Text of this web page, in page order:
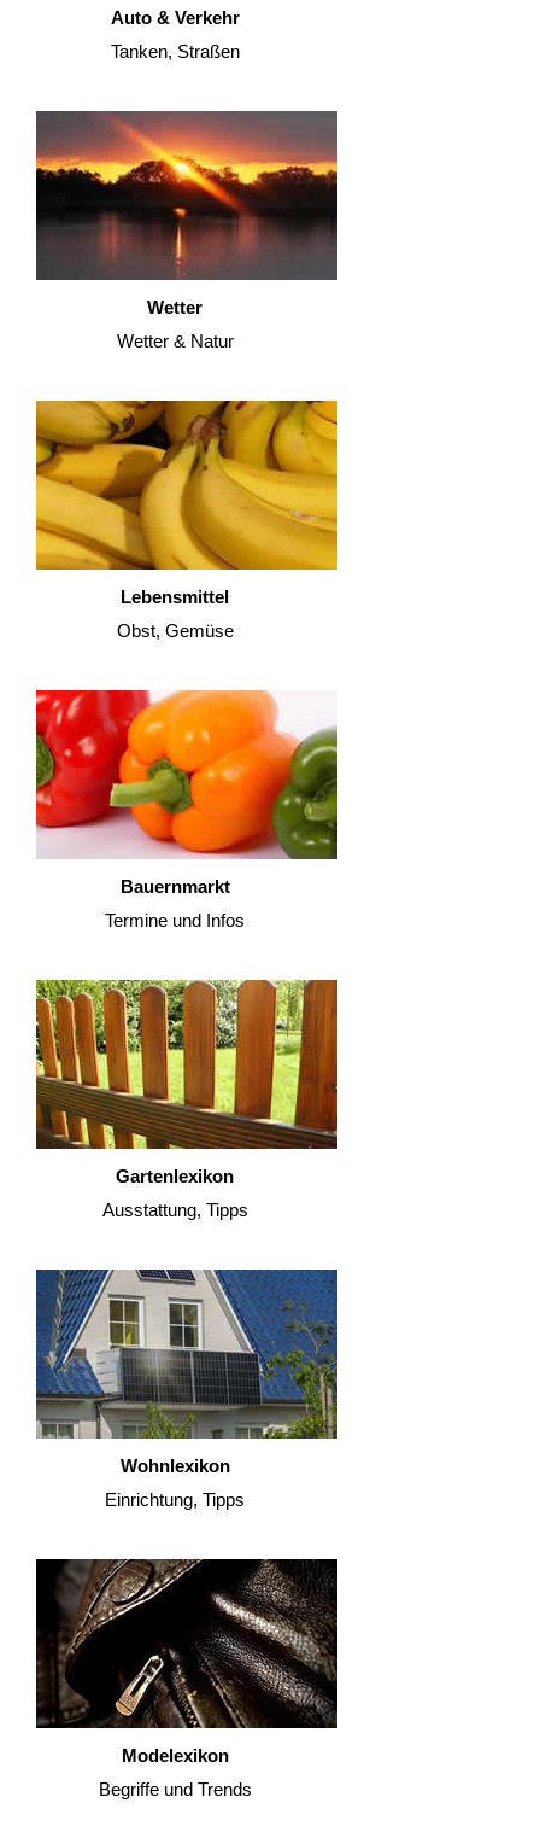
Auto & Verkehr
Tanken, Straßen
Wetter
Wetter & Natur
Lebensmittel
Obst, Gemüse
Bauernmarkt
Termine und Infos
Gartenlexikon
Ausstattung, Tipps
Wohnlexikon
Einrichtung, Tipps
Modelexikon
Begriffe und Trends